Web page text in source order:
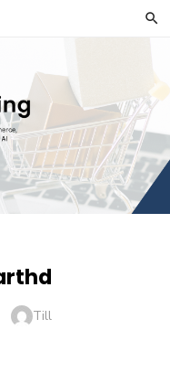
Author
Till